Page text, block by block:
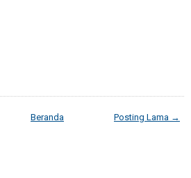
Posting Lama →
Beranda